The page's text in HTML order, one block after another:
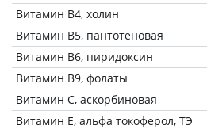
Витамин В4, холин
Витамин В5, пантотеновая
Витамин В6, пиридоксин
Витамин В9, фолаты
Витамин C, аскорбиновая
Витамин Е, альфа токоферол, ТЭ